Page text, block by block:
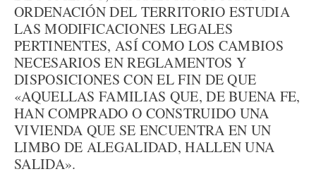
ORDENACIÓN DEL TERRITORIO ESTUDIA
LAS MODIFICACIONES LEGALES
PERTINENTES, ASÍ COMO LOS CAMBIOS
NECESARIOS EN REGLAMENTOS Y
DISPOSICIONES CON EL FIN DE QUE
«AQUELLAS FAMILIAS QUE, DE BUENA FE,
HAN COMPRADO O CONSTRUIDO UNA
VIVIENDA QUE SE ENCUENTRA EN UN
LIMBO DE ALEGALIDAD, HALLEN UNA
SALIDA».